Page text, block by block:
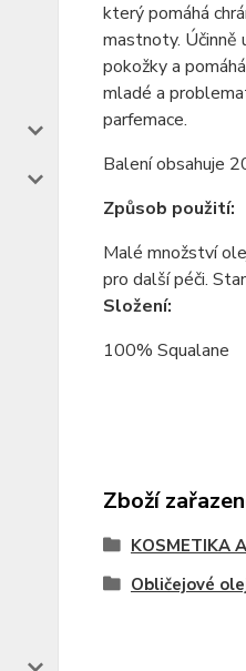
který pomáhá
mastnoty. Účinně
pokožky a
mladé a
parfemace.
Balení obsahuje
Způsob použití:
Malé množství
pro další péči.
Složení:
100% Squalane
Zboží
KOSMETIKA
Obličejové